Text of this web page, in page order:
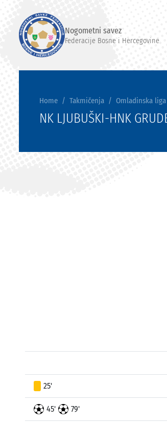
Nogometni savez
Federacije Bosne i Hercegovine
Home Takmičenja Omladinska
NK LJUBUŠKI-HNK
25'
45' 79'